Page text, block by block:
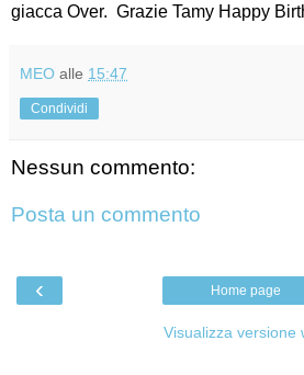
giacca Over. Grazie Tamy Happy
MEO alle 15:47
Condividi
Nessun commento:
Posta un commento
‹ Home page
Visualizza versione